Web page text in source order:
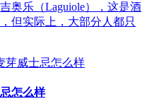
奥乐（Laguiole），这是酒
但实际上，大部分人都只
怎么样